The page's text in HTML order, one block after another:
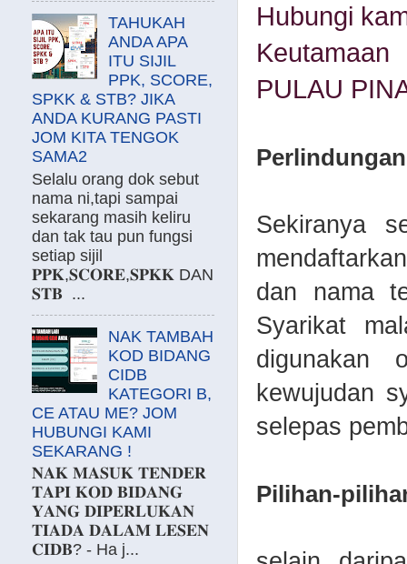
Hubungi
PULAU
Sekiranya
dan nama
Syarikat
digunakan
kewujudan
selepas
Pilihan-
TAHUKAH
ANDA APA
ITU SIJIL
PPK, SCORE,
SPKK & STB? JIKA
ANDA KURANG PASTI
JOM KITA TENGOK
SAMA2
Selalu orang dok sebut
nama ni,tapi sampai
sekarang masih keliru
dan tak tau pun fungsi
setiap sijil
𝐏𝐏𝐊,𝐒𝐂𝐎𝐑𝐄,𝐒𝐏𝐊𝐊 DAN
𝐒𝐓𝐁 ...
NAK TAMBAH
KOD BIDANG
CIDB
KATEGORI B,
CE ATAU ME? JOM
HUBUNGI KAMI
SEKARANG !
𝐍𝐀𝐊 𝐌𝐀𝐒𝐔𝐊 𝐓𝐄𝐍𝐃𝐄𝐑
𝐓𝐀𝐏𝐈 𝐊𝐎𝐃 𝐁𝐈𝐃𝐀𝐍𝐆
𝐘𝐀𝐍𝐆 𝐃𝐈𝐏𝐄𝐑𝐋𝐔𝐊𝐀𝐍
𝐓𝐈𝐀𝐃𝐀 𝐃𝐀𝐋𝐀𝐌 𝐋𝐄𝐒𝐄𝐍
𝐂𝐈𝐃𝐁? - Ha j...